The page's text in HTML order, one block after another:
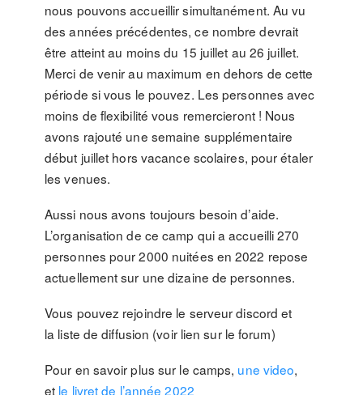
nous pouvons accueillir simultanément. Au vu
des années précédentes, ce nombre devrait
être atteint au moins du 15 juillet au 26 juillet.
Merci de venir au maximum en dehors de cette
période si vous le pouvez. Les personnes avec
moins de flexibilité vous remercieront ! Nous
avons rajouté une semaine supplémentaire
début juillet hors vacance scolaires, pour étaler
les venues.
Aussi nous avons toujours besoin d’aide.
L’organisation de ce camp qui a accueilli 270
personnes pour 2000 nuitées en 2022 repose
actuellement sur une dizaine de personnes.
Vous pouvez rejoindre le serveur discord et
la liste de diffusion (voir lien sur le forum)
Pour en savoir plus sur le camps, une video,
et le livret de l’année 2022